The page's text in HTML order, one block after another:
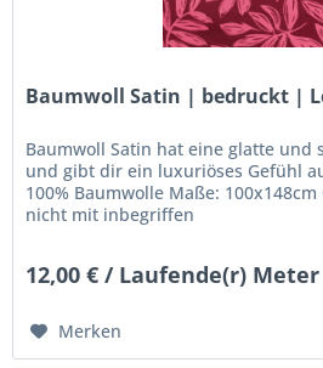
Baumwoll Satin | bedruckt |
Baumwoll Satin hat eine glatte und
und gibt dir ein luxuriöses Gefühl
100% Baumwolle Maße:
nicht mit inbegriffen
12,00 € / Laufende(r)
Merken